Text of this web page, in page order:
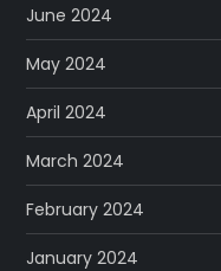
June 2024
May 2024
April 2024
March 2024
February 2024
January 2024